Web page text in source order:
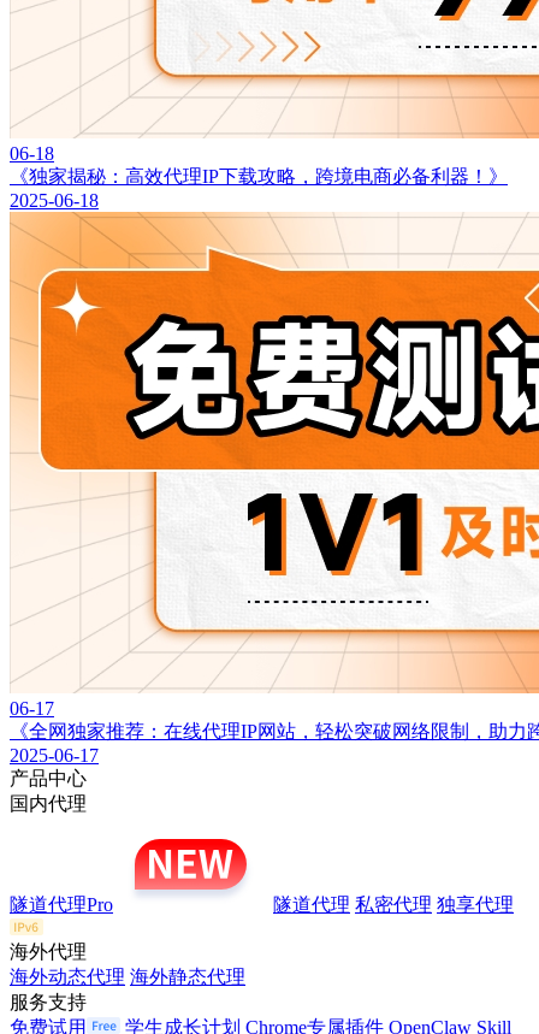
06-18
《独家揭秘：高效代理IP下载攻略，跨境电商必备利器！》
2025-06-18
06-17
《全网独家推荐：在线代理IP网站，轻松突破网络限制，助力
2025-06-17
产品中心
国内代理
隧道代理Pro 隧道代理 私密代理 独享代理
海外代理
海外动态代理 海外静态代理
服务支持
免费试用
学生成长计划 Chrome专属插件 OpenClaw Skill